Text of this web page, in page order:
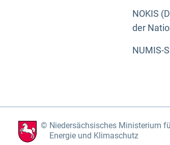
NOKIS
der
NUMIS-
Niedersächsisches Ministerium
Energie und Klimaschutz